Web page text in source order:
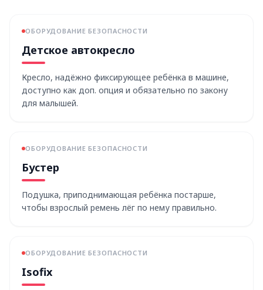
ОБОРУДОВАНИЕ БЕЗОПАСНОСТИ
Детское автокресло
Кресло, надёжно фиксирующее ребёнка в машине,
доступно как доп. опция и обязательно по закону
для малышей.
ОБОРУДОВАНИЕ БЕЗОПАСНОСТИ
Бустер
Подушка, приподнимающая ребёнка постарше,
чтобы взрослый ремень лёг по нему правильно.
ОБОРУДОВАНИЕ БЕЗОПАСНОСТИ
Isofix